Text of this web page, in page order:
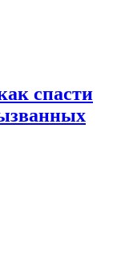
спасти